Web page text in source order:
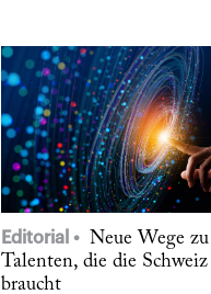
Editorial
Neue Wege
Talenten, die die Schweiz
braucht